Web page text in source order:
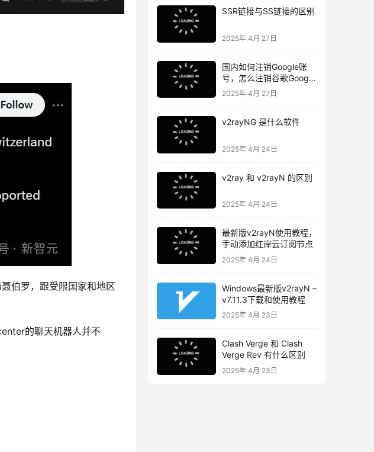
伯罗，跟受限国家和地区
的聊天机器人并不
SSR链接与SS链接的区别
2025年 4月 27日
国内如何注销Google账
号，怎么注销谷歌Google
账号
2025年 4月 27日
v2rayNG 是什么软件
2025年 4月 24日
v2ray 和 v2rayN 的区别
2025年 4月 24日
最新版v2rayN使用教程，
手动添加红岸云订阅节点
2025年 4月 24日
Windows最新版v2rayN –
v7.11.3下载和使用教程
2025年 4月 23日
Clash Verge 和 Clash
Verge Rev 有什么区别
2025年 4月 23日